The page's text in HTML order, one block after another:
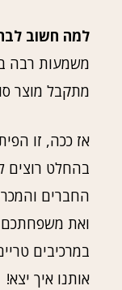
למה חשוב
משמעות רבה
מתקבל מוצר
אז ככה, זו
בהחלט רוצים
החברים
ואת
במרכיבים
אותנו איך יצא!